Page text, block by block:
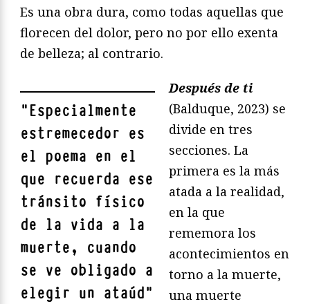
Es una obra dura, como todas aquellas que
florecen del dolor, pero no por ello exenta
de belleza; al contrario.
"Especialmente
estremecedor es
el poema en el
que recuerda ese
tránsito físico
de la vida a la
muerte, cuando
se ve obligado a
elegir un ataúd"
Después de ti
(Balduque, 2023) se
divide en tres
secciones. La
primera es la más
atada a la realidad,
en la que
rememora los
acontecimientos en
torno a la muerte,
una muerte